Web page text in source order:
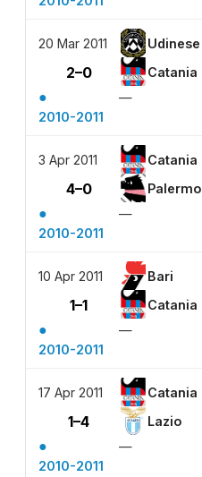
20 Mar 2011 Udinese
2–0 Catania
●
—
2010-2011
3 Apr 2011 Catania
4–0 Palermo
●
—
2010-2011
10 Apr 2011 Bari
1–1 Catania
●
—
2010-2011
17 Apr 2011 Catania
1–4 Lazio
●
—
2010-2011